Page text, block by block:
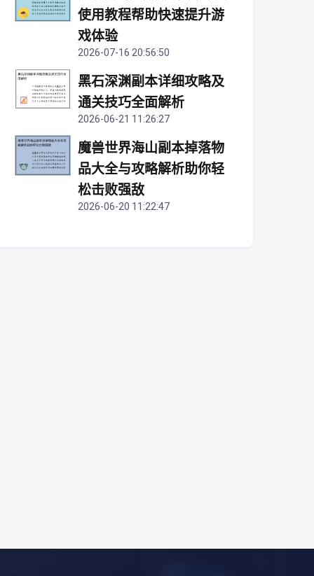
使用教程帮助快速提升游
戏体验
2026-07-16 20:56:50
黑石深渊副本详细攻略及
通关技巧全面解析
2026-06-21 11:26:27
魔兽世界海山副本掉落物
品大全与攻略解析助你轻
松击败强敌
2026-06-20 11:22:47